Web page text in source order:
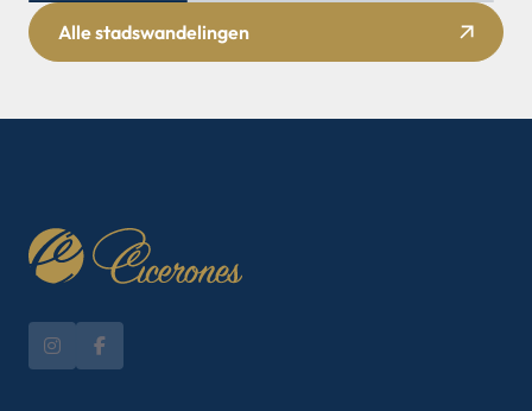
Alle stadswandelingen